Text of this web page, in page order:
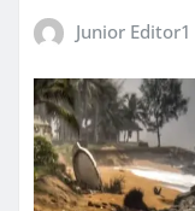
Junior Editor1